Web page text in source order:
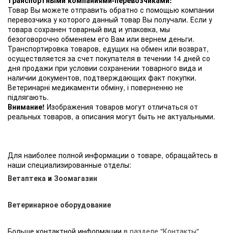
Товар Вы можете отправить обратно с помощью компании
перевозчика у которого данный товар Вы получали. Если у
товара сохранен товарный вид и упаковка, мы
безоговорочно обменяем его Вам или вернем деньги.
Транспортировка товаров, едущих на обмен или возврат,
осуществляется за счет покупателя в течении 14 дней со
дня продажи при условии сохранении товарного вида и
наличии документов, подтверждающих факт покупки.
Ветеринарні медикаменти обміну, і поверненню не
підлягають.
Внимание! Изображения товаров могут отличаться от
реальных товаров, а описания могут быть не актуальными.
Для наиболее полной информации о товаре, обращайтесь в
наши специализированные отделы:
Ветаптека и Зоомагазин
Ветеринарное оборудование
Больше контактной информации в разделе "Контакты"